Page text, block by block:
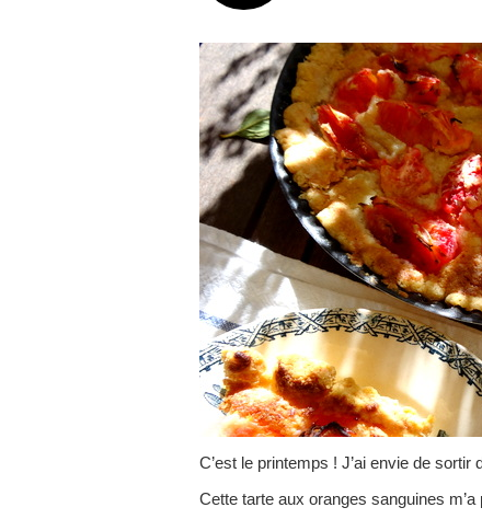
C’est le printemps ! J’ai envie de
Cette tarte aux oranges sanguines